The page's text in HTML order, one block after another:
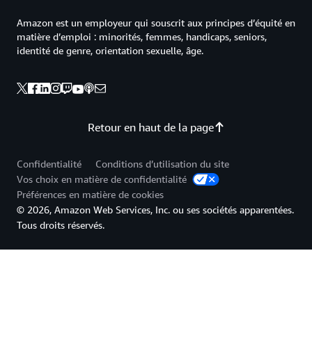
Retour en haut de la page
Amazon est un employeur qui souscrit aux principes d’équité en
matière d’emploi : minorités, femmes, handicaps, seniors,
identité de genre, orientation sexuelle, âge.
Confidentialité
Conditions d’utilisation du site
Vos choix en matière de confidentialité
Préférences en matière de cookies
© 2026, Amazon Web Services, Inc. ou ses sociétés apparentées.
Tous droits réservés.